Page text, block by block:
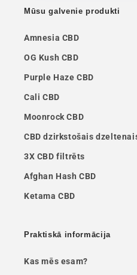
Mūsu galvenie produkti
Amnesia CBD
OG Kush CBD
Purple Haze CBD
Cali CBD
Moonrock CBD
CBD dzirkstošais
3X CBD filtrēts
Afghan Hash CBD
Ketama CBD
Praktiskā informācija
Kas mēs esam?